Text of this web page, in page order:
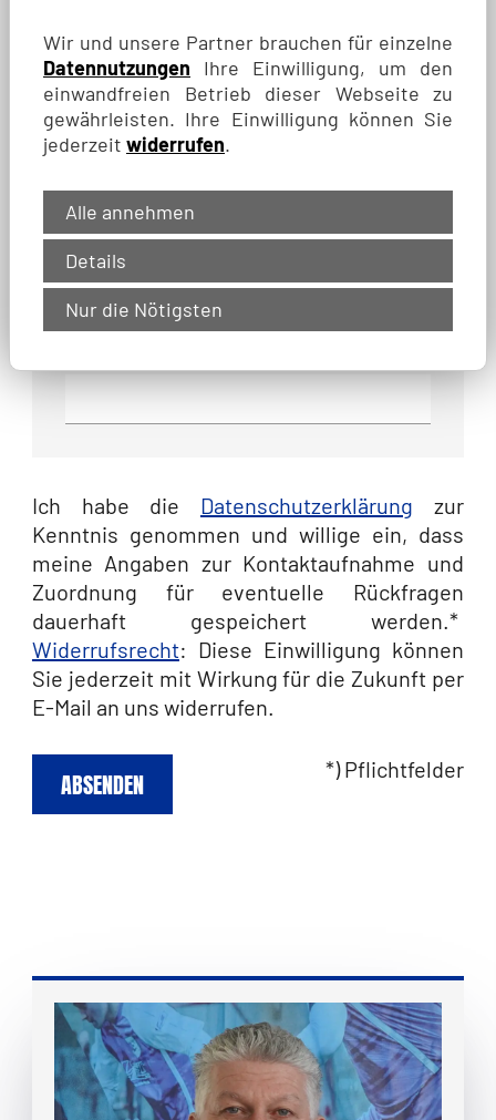
Anrede
Name, Vorname*
Funktion
Telefon*
Ich habe die Datenschutzerklärung zur
Kenntnis genommen und willige ein, dass
meine Angaben zur Kontaktaufnahme und
Zuordnung für eventuelle Rückfragen
dauerhaft gespeichert werden.*
Widerrufsrecht: Diese Einwilligung können
Sie jederzeit mit Wirkung für die Zukunft per
E-Mail an uns widerrufen.
ABSENDEN *) Pflichtfelder
Wir und unsere Partner brauchen für einzelne
Datennutzungen Ihre Einwilligung, um den
einwandfreien Betrieb dieser Webseite zu
gewährleisten. Ihre Einwilligung können Sie
jederzeit widerrufen.
Alle annehmen
Details
Nur die Nötigsten